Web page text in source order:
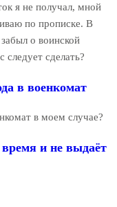
я не получал, мной
по прописке. В
о воинской
сделать?
в военкомат
в моем случае?
время и не выдаёт